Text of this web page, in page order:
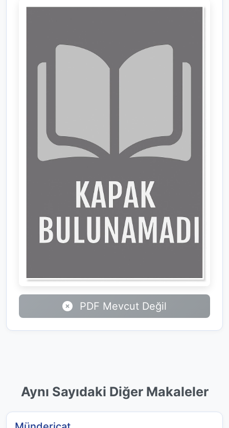
PDF Mevcut Değil
Aynı Sayıdaki Diğer Makaleler